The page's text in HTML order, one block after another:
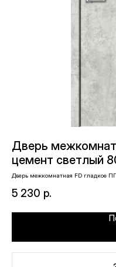
Дверь
цемент светлый
кромка
Дверь межкомнатная FD гладкое ПГ
5 230 р.